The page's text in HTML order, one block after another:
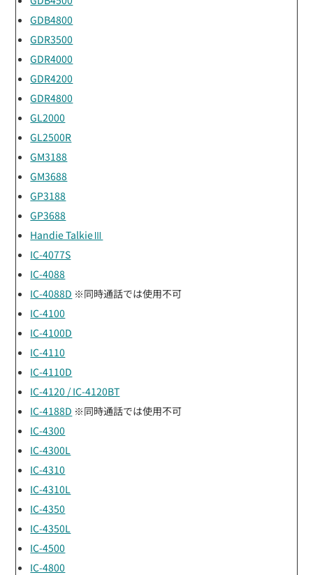
GDB4800
GDR3500
GDR4000
GDR4200
GDR4800
GL2000
GL2500R
GM3188
GM3688
GP3188
GP3688
Handie TalkieⅢ
IC-4077S
IC-4088
IC-4088D ※同時通話では使用不可
IC-4100
IC-4100D
IC-4110
IC-4110D
IC-4120 / IC-4120BT
IC-4188D ※同時通話では使用不可
IC-4300
IC-4300L
IC-4310
IC-4310L
IC-4350
IC-4350L
IC-4500
IC-4800